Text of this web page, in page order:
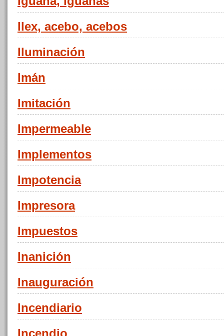
Ilex, acebo, acebos
Iluminación
Imán
Imitación
Impermeable
Implementos
Impotencia
Impresora
Impuestos
Inanición
Inauguración
Incendiario